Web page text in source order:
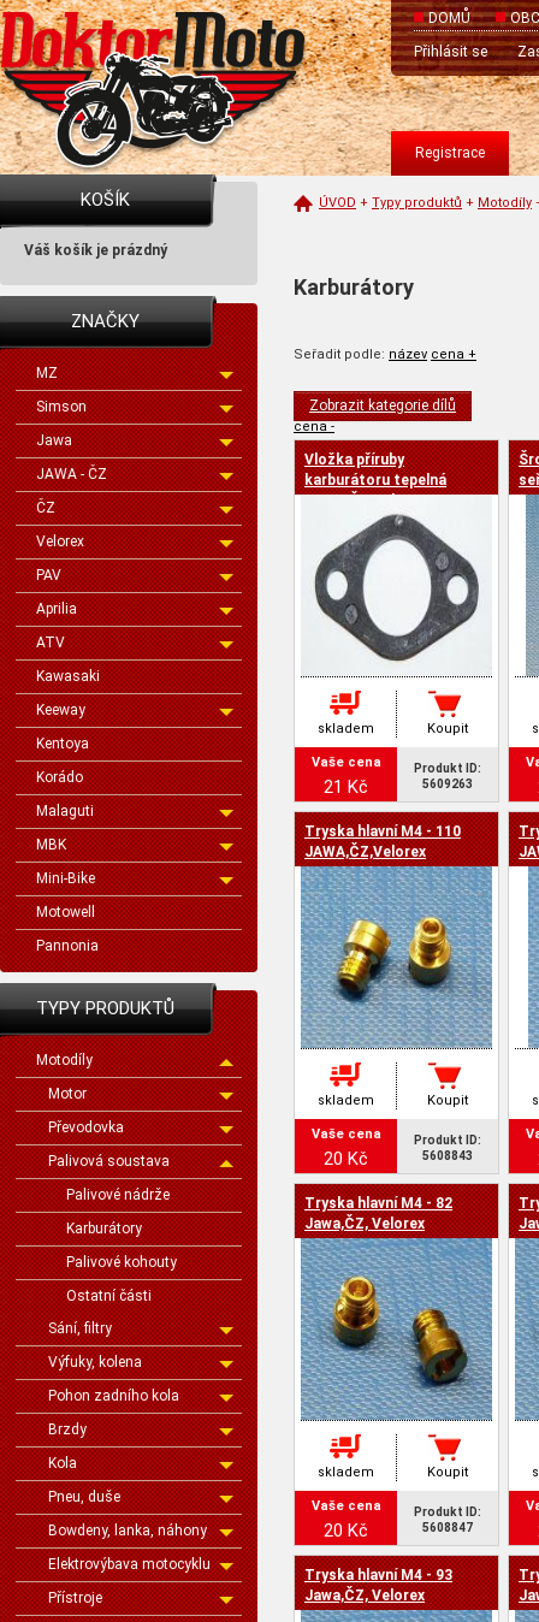
DOMŮ
Přihlásit se
Registrace
KOŠÍK
Váš košík je prázdný
ZNAČKY
MZ
Simson
Jawa
JAWA - ČZ
ČZ
Velorex
PAV
Aprilia
ATV
Kawasaki
Keeway
Kentoya
Korádo
Malaguti
MBK
Mini-Bike
Motowell
Pannonia
TYPY PRODUKTŮ
Motodíly
Motor
Převodovka
Palivová soustava
Palivové nádrže
Karburátory
Palivové kohouty
Ostatní části
Sání, filtry
Výfuky, kolena
Pohon zadního kola
Brzdy
Kola
Pneu, duše
Bowdeny, lanka, náhony
Elektrovýbava motocyklu
Přístroje
ÚVOD + Typy produktů + Motodíly
Karburátory
Seřadit podle: název cena +
cena -
Zobrazit kategorie dílů
Vložka příruby
karburátoru tepelná
skladem Koupit
Vaše cena
21 Kč
Produkt ID:
5609263
Tryska hlavní M4 - 110
JAWA,ČZ,Velorex
skladem Koupit
Vaše cena
20 Kč
Produkt ID:
5608843
Tryska hlavní M4 - 82
Jawa,ČZ, Velorex
skladem Koupit
Vaše cena
20 Kč
Produkt ID:
5608847
Tryska hlavní M4 - 93
Jawa,ČZ, Velorex